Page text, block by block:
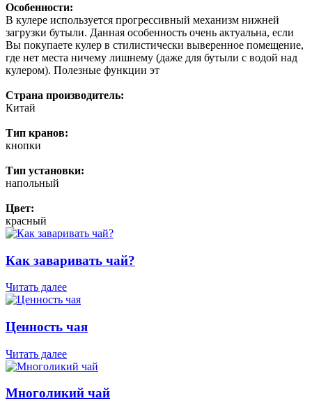
Особенности:
В кулере используется прогрессивный механизм нижней
загрузки бутыли. Данная особенность очень актуальна, если
Вы покупаете кулер в стилистически выверенное помещение,
где нет места ничему лишнему (даже для бутыли с водой над
кулером). Полезные функции эт
Страна производитель:
Китай
Тип кранов:
кнопки
Тип установки:
напольный
Цвет:
красный
Как заваривать чай?
Читать далее
Ценность чая
Читать далее
Многоликий чай